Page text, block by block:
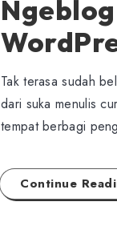
Tak terasa sudah
dari suka menulis
tempat berbagi
Continue